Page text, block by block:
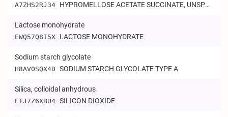
A7ZHS2RJ34 HYPROMELLOSE ACETATE SUCCINATE, UNSPECIFIED
Lactose monohydrate
EWQ57Q8I5X LACTOSE MONOHYDRATE
Sodium starch glycolate
H8AV0SQX4DSODIUM STARCH GLYCOLATE TYPE A
Silica, colloidal anhydrous
ETJ7Z6XBU4SILICON DIOXIDE